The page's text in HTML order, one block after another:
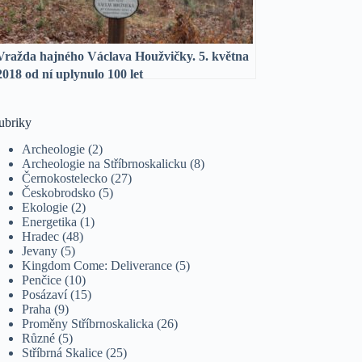
hajného Václava Houžvičky. 5. května
od ní uplynulo 100 let
Archeologie (2)
Archeologie na Stříbrnoskalicku (8)
Černokostelecko (27)
Českobrodsko (5)
Ekologie (2)
Energetika (1)
Hradec (48)
Jevany (5)
Kingdom Come: Deliverance (5)
Penčice (10)
Posázaví(15)
Praha (9)
Proměny Stříbrnoskalicka (26)
Různé (5)
Stříbrná Skalice (25)